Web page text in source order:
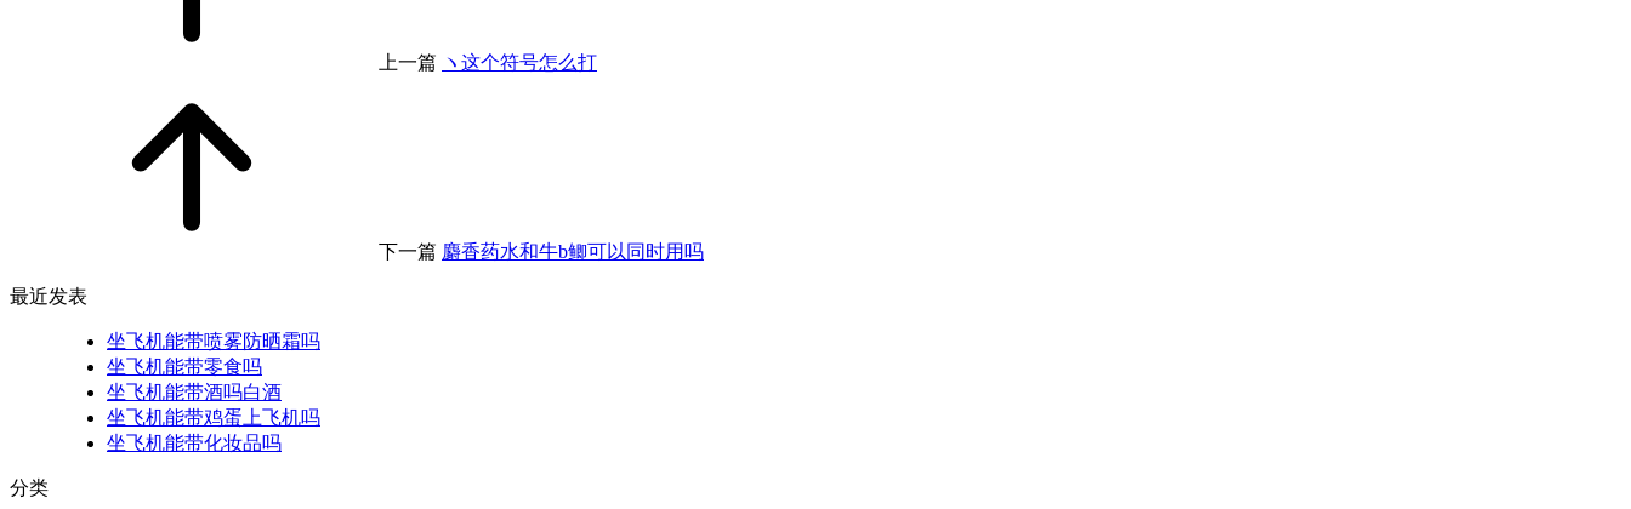
上一篇 ヽ这个符号怎么打
下一篇 麝香药水和牛b鲫可以同时用吗
最近发表
坐飞机能带喷雾防晒霜吗
坐飞机能带零食吗
坐飞机能带酒吗白酒
坐飞机能带鸡蛋上飞机吗
坐飞机能带化妆品吗
分类